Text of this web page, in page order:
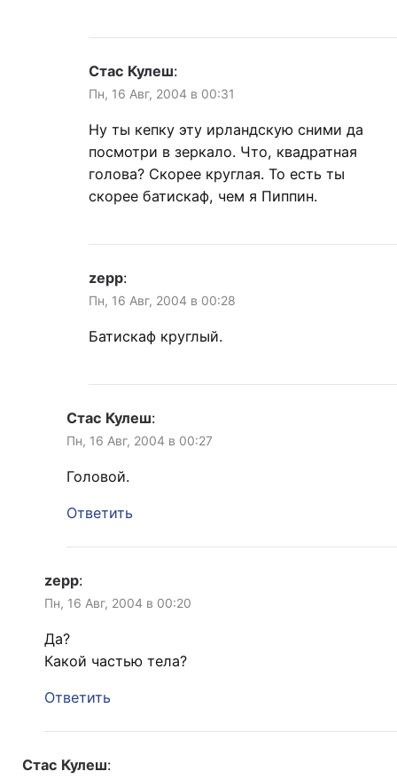
Стас Кулеш:
Пн, 16 Авг, 2004 в 00:31
Ну ты кепку эту ирландскую сними да
посмотри в зеркало. Что, квадратная
голова? Скорее круглая. То есть ты
скорее батискаф, чем я Пиппин.
zepp:
Пн, 16 Авг, 2004 в 00:28
Батискаф круглый.
Стас Кулеш:
Пн, 16 Авг, 2004 в 00:27
Головой.
Ответить
zepp:
Пн, 16 Авг, 2004 в 00:20
Да?
Какой частью тела?
Ответить
Стас Кулеш: